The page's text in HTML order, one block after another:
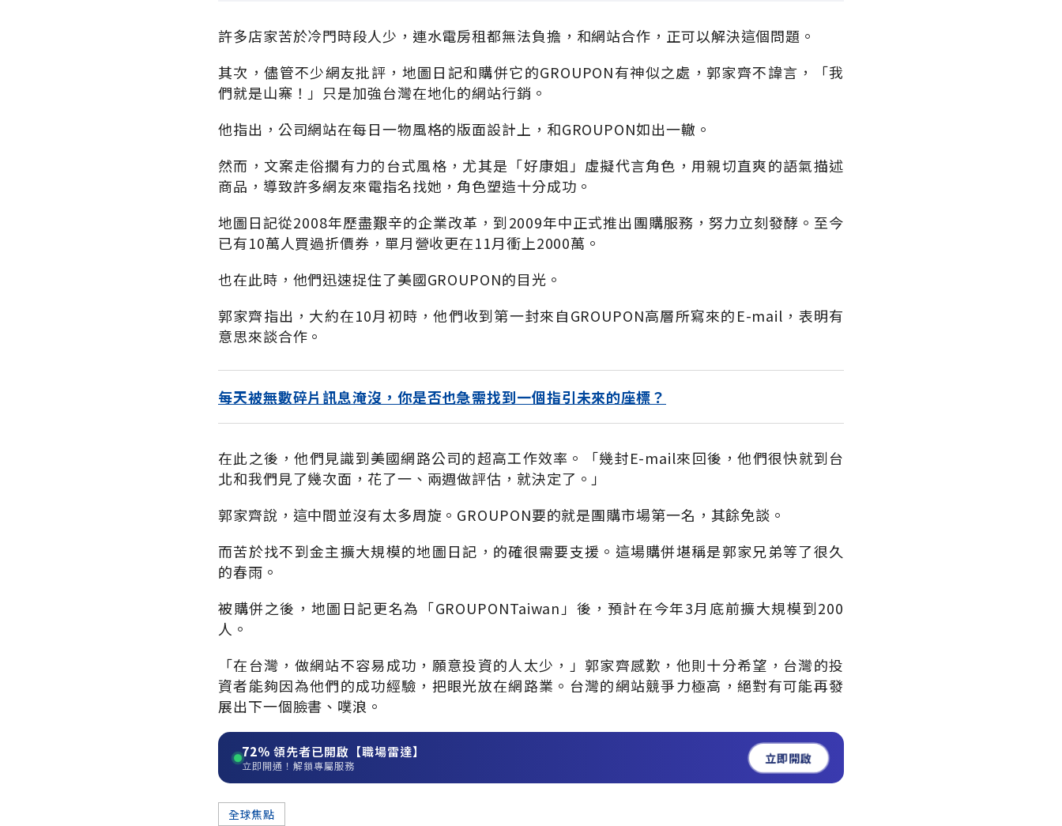
許多店家苦於冷門時段人少，連水電房租都無法負擔，和網站合作，正可以解決這個問題。
其次，儘管不少網友批評，地圖日記和購併它的GROUPON有神似之處，郭家齊不諱言，「我
們就是山寨！」只是加強台灣在地化的網站行銷。
他指出，公司網站在每日一物風格的版面設計上，和GROUPON如出一轍。
然而，文案走俗擱有力的台式風格，尤其是「好康姐」虛擬代言角色，用親切直爽的語氣描述
商品，導致許多網友來電指名找她，角色塑造十分成功。
地圖日記從2008年歷盡艱辛的企業改革，到2009年中正式推出團購服務，努力立刻發酵。至今
已有10萬人買過折價券，單月營收更在11月衝上2000萬。
也在此時，他們迅速捉住了美國GROUPON的目光。
郭家齊指出，大約在10月初時，他們收到第一封來自GROUPON高層所寫來的E-mail，表明有
意思來談合作。
每天被無數碎片訊息淹沒，你是否也急需找到一個指引未來的座標？
在此之後，他們見識到美國網路公司的超高工作效率。「幾封E-mail來回後，他們很快就到台
北和我們見了幾次面，花了一、兩週做評估，就決定了。」
郭家齊說，這中間並沒有太多周旋。GROUPON要的就是團購市場第一名，其餘免談。
而苦於找不到金主擴大規模的地圖日記，的確很需要支援。這場購併堪稱是郭家兄弟等了很久
的春雨。
被購併之後，地圖日記更名為「GROUPONTaiwan」後，預計在今年3月底前擴大規模到200
人。
「在台灣，做網站不容易成功，願意投資的人太少，」郭家齊感歎，他則十分希望，台灣的投
資者能夠因為他們的成功經驗，把眼光放在網路業。台灣的網站競爭力極高，絕對有可能再發
展出下一個臉書、噗浪。
72% 領先者已開啟【職場雷達】
立即開通！解鎖專屬服務 立即開啟
全球焦點